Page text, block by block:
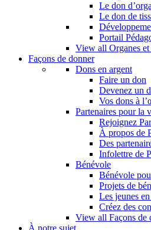
Le don
Le don de
Portail
View all Organes
Façons de donner
Dons en argent
Faire un don
Devenez un
Vos dons à
Partenaires pour la
Rejoignez
À propos de
Des
Infolettre de
Bénévole
Bénévole
Projets de
Les jeunes
Créez des
View all Façons de
À notre sujet